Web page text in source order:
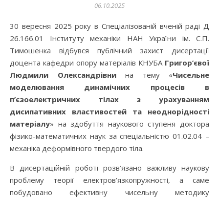
06.10.2025
30 вересня 2025 року в Спеціалізованій вченій раді Д
26.166.01 Інституту механіки НАН України ім. С.П.
Тимошенка відбувся публічний захист дисертації
доцента кафедри опору матеріалів КНУБА Григор’євої
Людмили Олександрівнина тему «Чисельне
моделювання динамічних процесів в
п’єзоелектричних тілах з урахуванням
дисипативних властивостей та неоднорідності
матеріалу» на здобуття наукового ступеня доктора
фізико-математичних наук за спеціальністю 01.02.04 –
механіка деформівного твердого тіла.
В дисертаційній роботі розв’язано важливу наукову
проблему теорії електров’язкопружності, а саме
побудовано ефективну чисельну методику